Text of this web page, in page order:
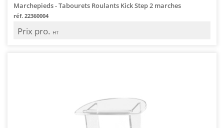
Marchepieds - Tabourets Roulants Kick Step 2 marches
réf. 22360004
Prix pro. HT